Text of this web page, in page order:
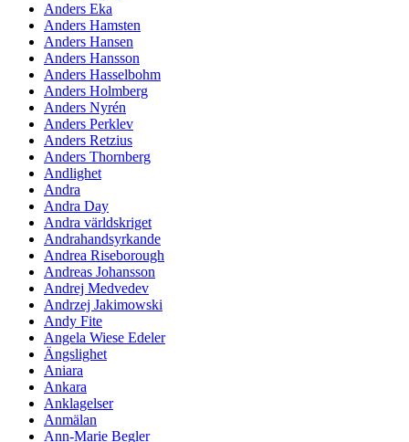
Anders Eka
Anders Hamsten
Anders Hansen
Anders Hansson
Anders Hasselbohm
Anders Holmberg
Anders Nyrén
Anders Perklev
Anders Retzius
Anders Thornberg
Andlighet
Andra
Andra Day
Andra världskriget
Andrahandsyrkande
Andrea Riseborough
Andreas Johansson
Andrej Medvedev
Andrzej Jakimowski
Andy Fite
Angela Wiese Edeler
Ängslighet
Aniara
Ankara
Anklagelser
Anmälan
Ann-Marie Begler